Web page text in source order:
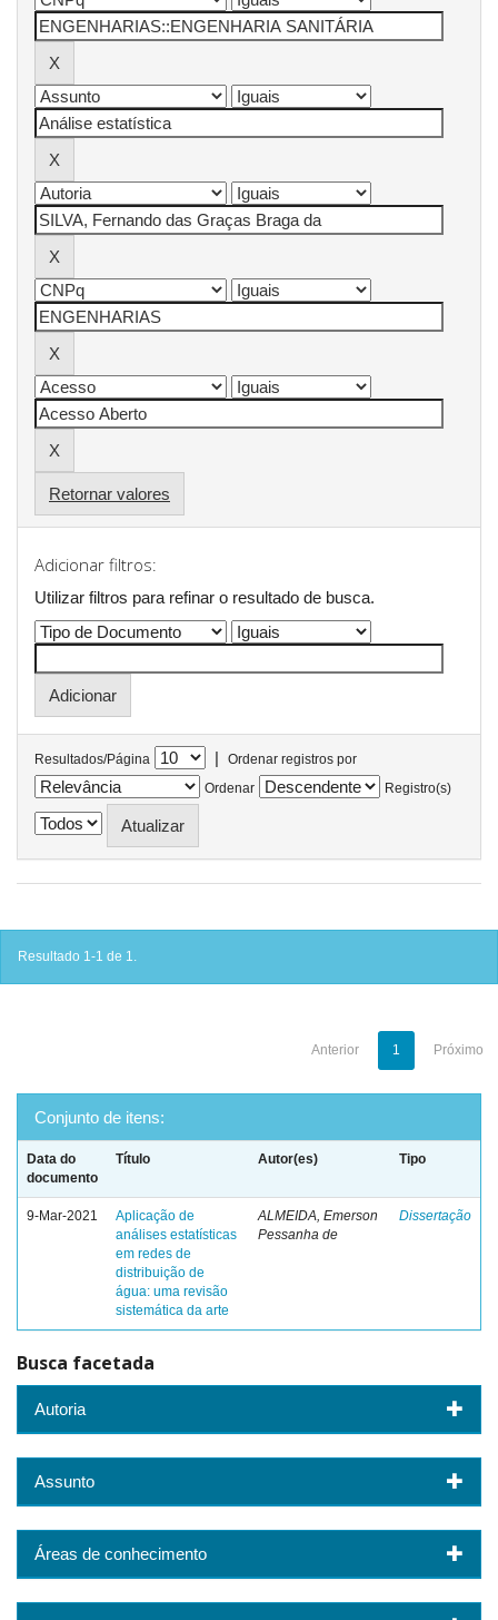
Retornar valores
Adicionar filtros:
Utilizar filtros para refinar o resultado de busca.
Resultados/Página |
Ordenar registros por
Ordenar
Registro(s)
Resultado 1-1 de 1.
Anterior 1 Próximo
Conjunto de itens:
Data do
documento
Título Autor(es) Tipo
9-Mar-2021
Aplicação de
análises estatísticas
em redes de
distribuição de
água: uma revisão
sistemática da arte
ALMEIDA, Emerson
Pessanha de
Dissertação
Busca facetada
Autoria
Assunto
Áreas de conhecimento